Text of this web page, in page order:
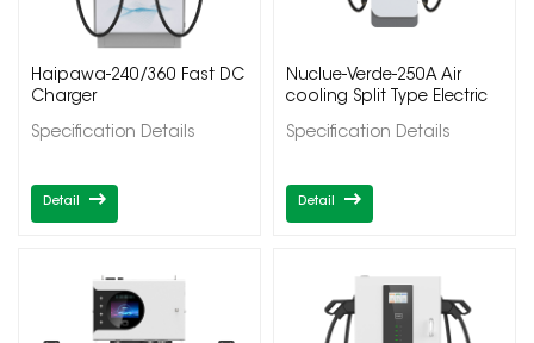
Haipawa-240/360 Fast DC
Charger
Specification Details
Detail
Nuclue-Verde-250A Air
cooling Split Type Electric
Specification Details
Detail